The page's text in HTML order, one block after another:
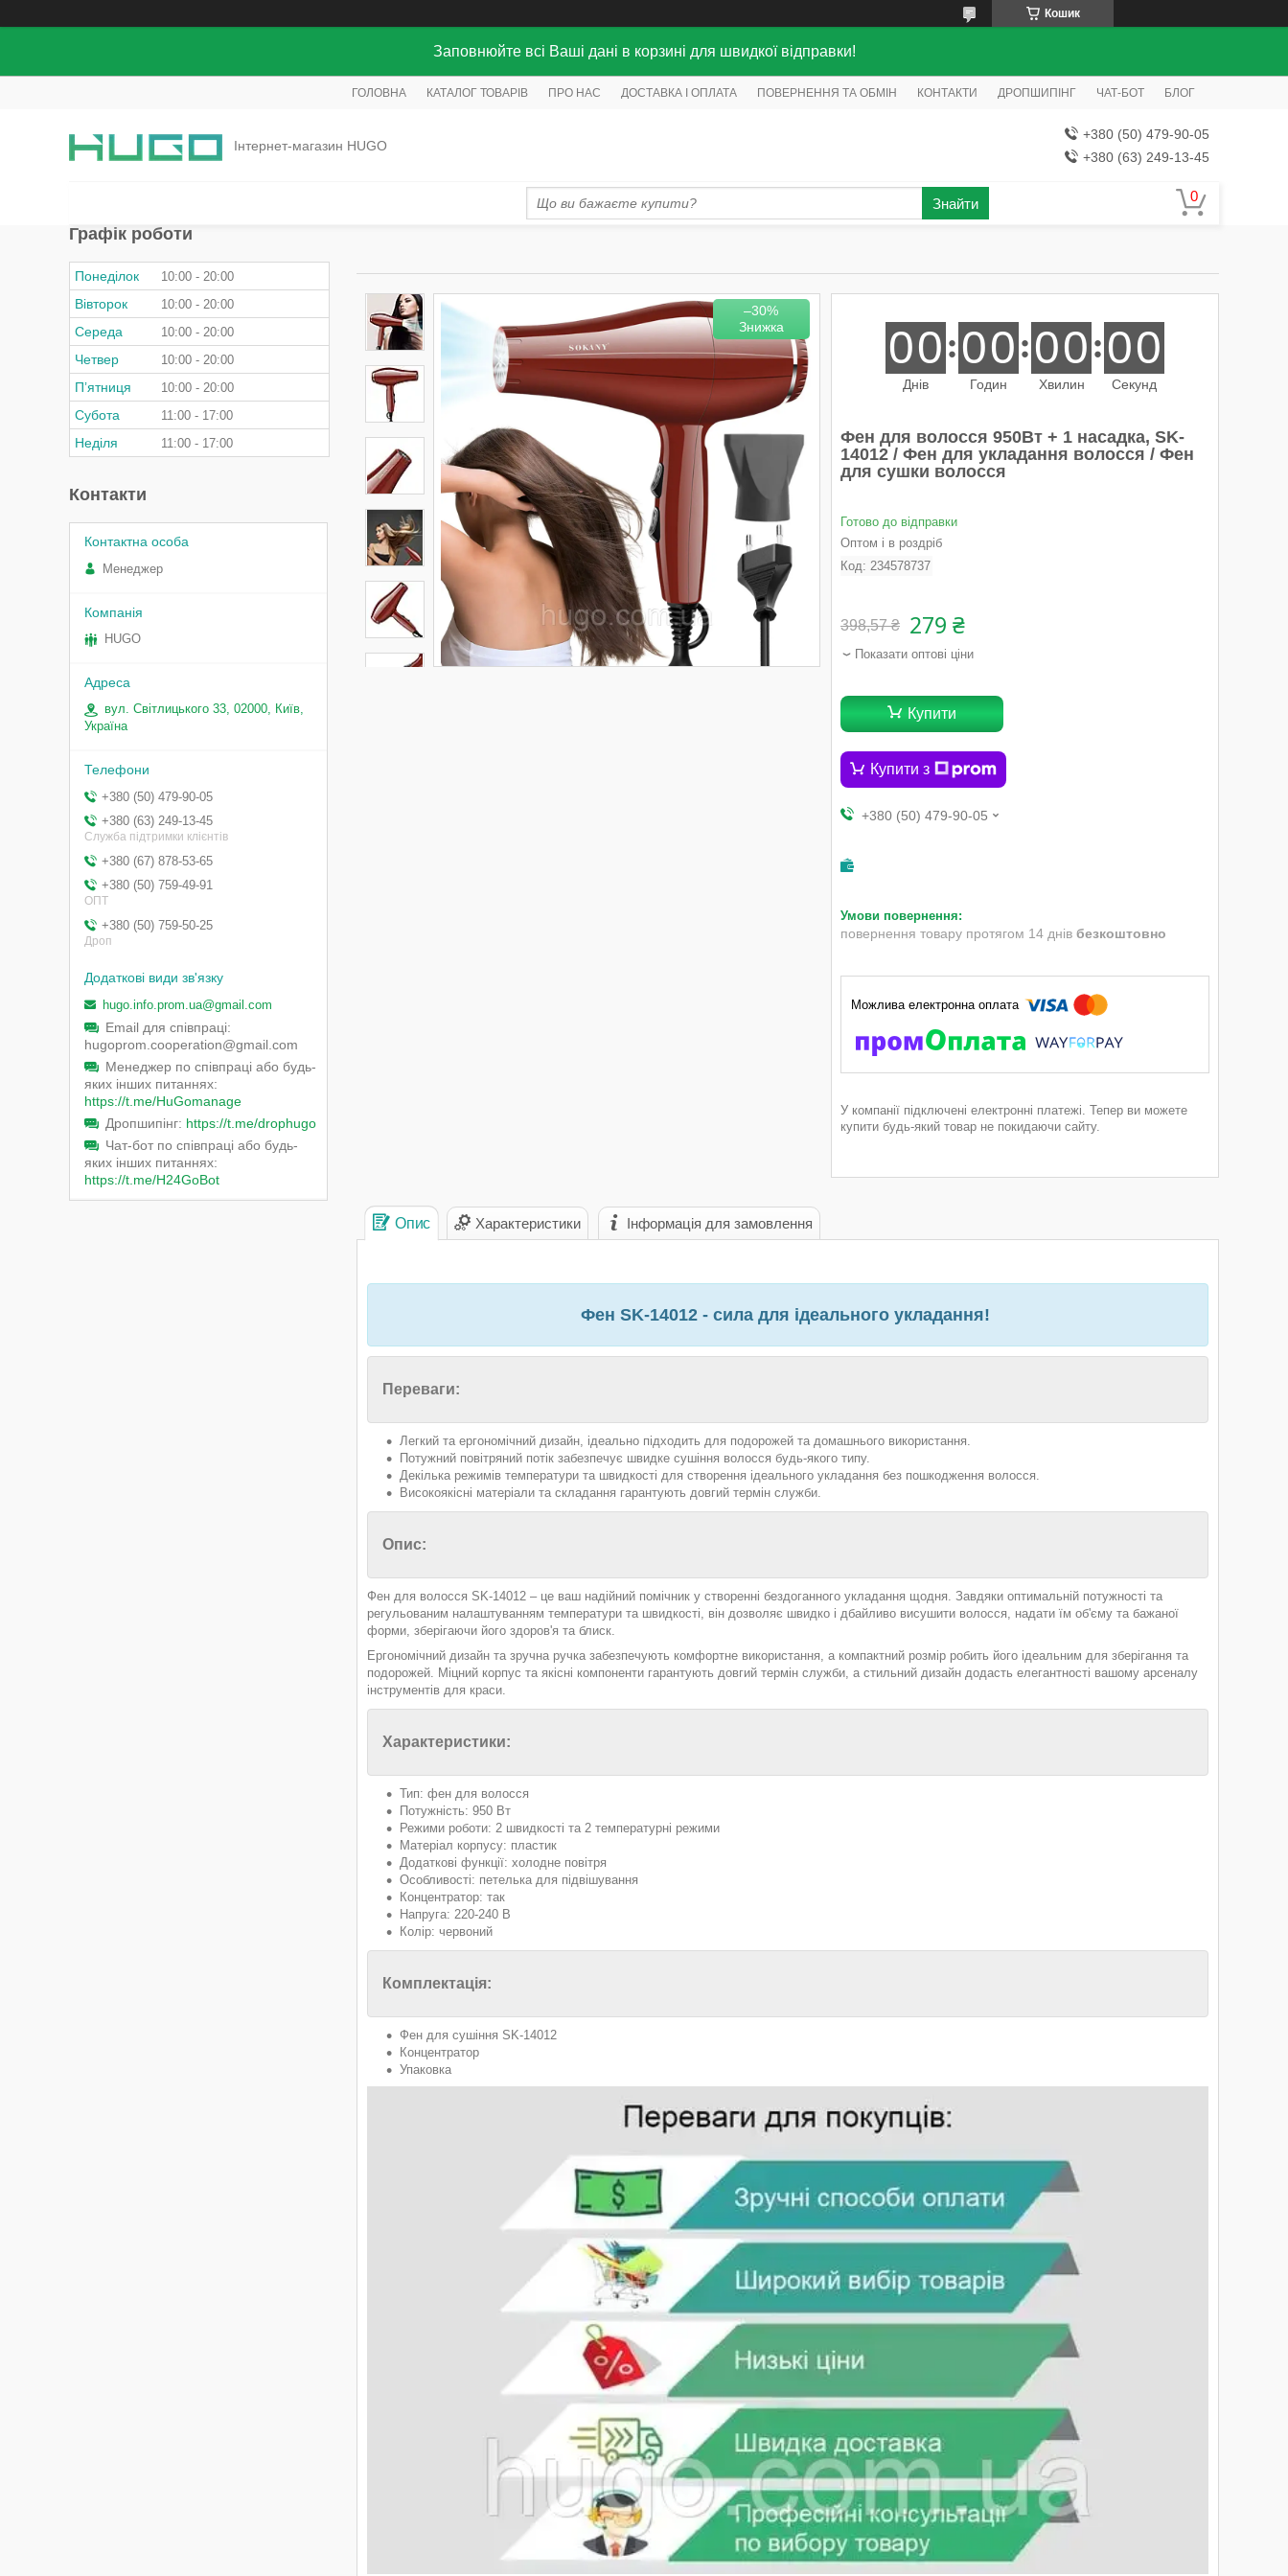
Кошик
Заповнюйте всі Ваші дані в корзині для швидкої відправки!
ГОЛОВНА КАТАЛОГ ТОВАРІВ ПРО НАС ДОСТАВКА І ОПЛАТА ПОВЕРНЕННЯ ТА ОБМІН КОНТАКТИ ДРОПШИПІНГ ЧАТ-БОТ БЛОГ
Інтернет-магазин HUGO
+380 (50) 479-90-05
+380 (63) 249-13-45
Знайти
–30%
00
Днів
00
Годин
00
Хвилин
00
Секунд
Фен для волосся 950Вт + 1 насадка, SK-
14012 / Фен для укладання волосся / Фен
для сушки волосся
Готово до відправки
Оптом і в роздріб
Код: 234578737
398,57 ₴ 279 ₴
Показати оптові ціни
Купити
Купити з
+380 (50) 479-90-05
повернення товару протягом 14 днів безкоштовно
У компанії підключені електронні платежі. Тепер ви можете
купити будь-який товар не покидаючи сайту.
Опис Характеристики Інформація для замовлення
Фен SK-14012 - сила для ідеального укладання!
Переваги:
Легкий та ергономічний дизайн, ідеально підходить для подорожей та домашнього використання.
Потужний повітряний потік забезпечує швидке сушіння волосся будь-якого типу.
Декілька режимів температури та швидкості для створення ідеального укладання без пошкодження волосся.
Високоякісні матеріали та складання гарантують довгий термін служби.
Опис:
Фен для волосся SK-14012 – це ваш надійний помічник у створенні бездоганного укладання щодня. Завдяки оптимальній потужності та
регульованим налаштуванням температури та швидкості, він дозволяє швидко і дбайливо висушити волосся, надати їм об'єму та бажаної
форми, зберігаючи його здоров'я та блиск.
Ергономічний дизайн та зручна ручка забезпечують комфортне використання, а компактний розмір робить його ідеальним для зберігання та
подорожей. Міцний корпус та якісні компоненти гарантують довгий термін служби, а стильний дизайн додасть елегантності вашому арсеналу
інструментів для краси.
Характеристики:
Тип: фен для волосся
Потужність: 950 Вт
Режими роботи: 2 швидкості та 2 температурні режими
Матеріал корпусу: пластик
Додаткові функції: холодне повітря
Особливості: петелька для підвішування
Концентратор: так
Напруга: 220-240 В
Колір: червоний
Комплектація:
Фен для сушіння SK-14012
Концентратор
Упаковка
Графік роботи
Понеділок 10:00 20:00
Вівторок 10:00 20:00
Середа 10:00 20:00
Четвер 10:00 20:00
Пʼятниця 10:00 20:00
Субота 11:00 17:00
Неділя 11:00 17:00
Контакти
Менеджер
HUGO
вул. Світлицького 33, 02000, Київ,
Україна
+380 (50) 479-90-05
+380 (63) 249-13-45
Служба підтримки клієнтів
+380 (67) 878-53-65
+380 (50) 759-49-91
ОПТ
+380 (50) 759-50-25
Дроп
hugo.info.prom.ua@gmail.com
Email для співпраці
hugoprom.cooperation@gmail.com
Менеджер по співпраці або будь-
яких інших питаннях
https://t.me/HuGomanage
Дропшипінг https://t.me/drophugo
Чат-бот по співпраці або будь-
яких інших питаннях
https://t.me/H24GoBot